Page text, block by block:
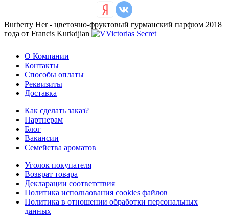
Burberry Her - цветочно-фруктовый гурманский парфюм 2018
года от Francis Kurkdjian
О Компании
Контакты
Способы оплаты
Реквизиты
Доставка
Как сделать заказ?
Партнерам
Блог
Вакансии
Семейства ароматов
Уголок покупателя
Возврат товара
Декларации соответствия
Политика использования cookies файлов
Политика в отношении обработки персональных
данных